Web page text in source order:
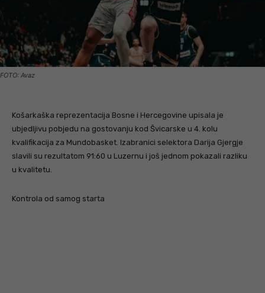
FOTO: Avaz
Košarkaška reprezentacija Bosne i Hercegovine upisala je
ubjedljivu pobjedu na gostovanju kod Švicarske u 4. kolu
kvalifikacija za Mundobasket. Izabranici selektora Darija Gjergje
slavili su rezultatom 91:60 u Luzernu i još jednom pokazali razliku
u kvalitetu.
Kontrola od samog starta